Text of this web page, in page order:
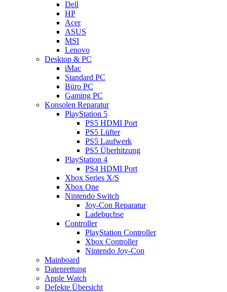
Dell
HP
Acer
ASUS
MSI
Lenovo
Desktop & PC
iMac
Standard PC
Büro PC
Gaming PC
Konsolen Reparatur
PlayStation 5
PS5 HDMI Port
PS5 Lüfter
PS5 Laufwerk
PS5 Überhitzung
PlayStation 4
PS4 HDMI Port
Xbox Series X/S
Xbox One
Nintendo Switch
Joy-Con Reparatur
Ladebuchse
Controller
PlayStation Controller
Xbox Controller
Nintendo Joy-Con
Mainboard
Datenrettung
Apple Watch
Defekte Übersicht